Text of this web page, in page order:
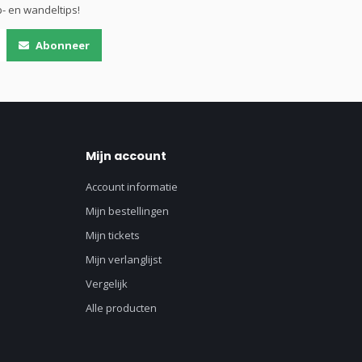
en wandeltips!
Abonneer
Mijn account
Account informatie
Mijn bestellingen
Mijn tickets
Mijn verlanglijst
Vergelijk
Alle producten